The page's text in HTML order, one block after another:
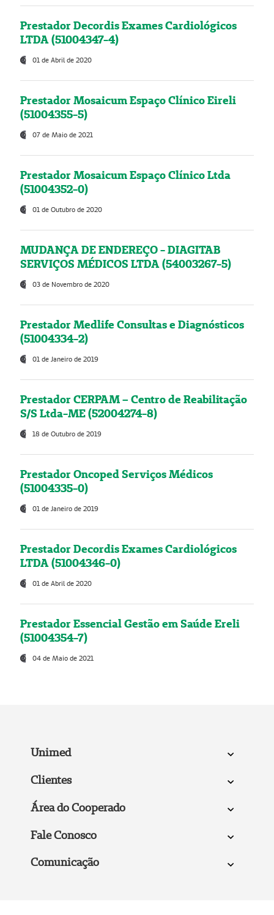
Prestador Decordis Exames Cardiológicos
LTDA (51004347-4)
01 de Abril de 2020
Prestador Mosaicum Espaço Clínico Eireli
(51004355-5)
07 de Maio de 2021
Prestador Mosaicum Espaço Clínico Ltda
(51004352-0)
01 de Outubro de 2020
MUDANÇA DE ENDEREÇO - DIAGITAB
SERVIÇOS MÉDICOS LTDA (54003267-5)
03 de Novembro de 2020
Prestador Medlife Consultas e Diagnósticos
(51004334-2)
01 de Janeiro de 2019
Prestador CERPAM – Centro de Reabilitação
S/S Ltda-ME (52004274-8)
18 de Outubro de 2019
Prestador Oncoped Serviços Médicos
(51004335-0)
01 de Janeiro de 2019
Prestador Decordis Exames Cardiológicos
LTDA (51004346-0)
01 de Abril de 2020
Prestador Essencial Gestão em Saúde Ereli
(51004354-7)
04 de Maio de 2021
Unimed
Clientes
Área do Cooperado
Fale Conosco
Comunicação